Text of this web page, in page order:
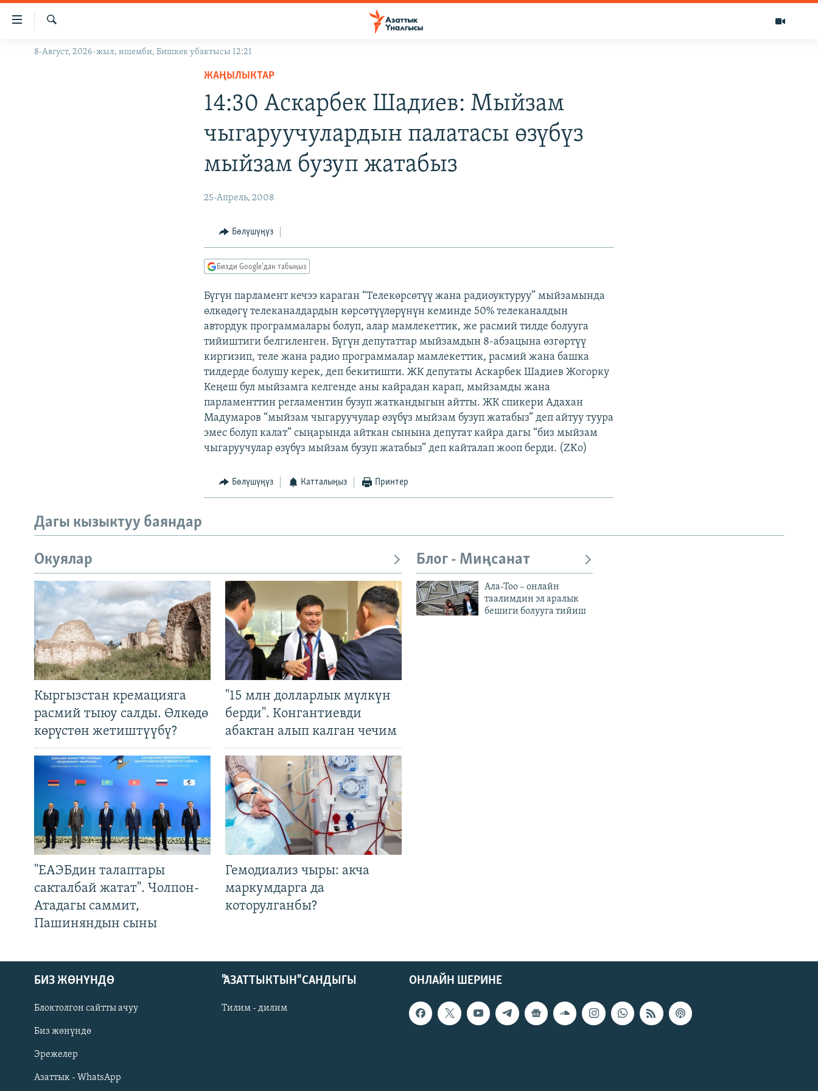
Линктер
Мазмунга
Навигацияга
ЖАҢЫЛЫКТАР
Русский
ОНЛАЙН ШЕРИНЕ
Издөө
8-Август, 2026-жыл, ишемби, Бишкек убактысы 12:21
ЖАҢЫЛЫКТАР
14:30 Аскарбек Шадиев: Мыйзам
чыгаруучулардын палатасы өзүбүз
мыйзам бузуп жатабыз
25-Апрель, 2008
Бөлүшүңүз
Бизди Google'дан табыңыз
Бүгүн парламент кечээ караган “Телекөрсөтүү жана радиоуктуруу” мыйзамында
өлкөдөгү телеканалдардын көрсөтүүлөрүнүн кеминде 50% телеканалдын
автордук программалары болуп, алар мамлекеттик, же расмий тилде болууга
тийиштиги белгиленген. Бүгүн депутаттар мыйзамдын 8-абзацына өзгөртүү
киргизип, теле жана радио программалар мамлекеттик, расмий жана башка
тилдерде болушу керек, деп бекитишти. ЖК депутаты Аскарбек Шадиев Жогорку
Кеңеш бул мыйзамга келгенде аны кайрадан карап, мыйзамды жана
парламенттин регламентин бузуп жаткандыгын айтты. ЖК спикери Адахан
Мадумаров “мыйзам чыгаруучулар өзүбүз мыйзам бузуп жатабыз” деп айтуу туура
эмес болуп калат” сыңарында айткан сынына депутат кайра дагы “биз мыйзам
чыгаруучулар өзүбүз мыйзам бузуп жатабыз” деп кайталап жооп берди. (ZKo)
Бөлүшүңүз Катталыңыз Принтер
Дагы кызыктуу баяндар
Окуялар
Кыргызстан кремацияга
расмий тыюу салды. Өлкөдө
көрүстөн жетиштүүбү?
"15 млн долларлык мүлкүн
берди". Конгантиевди
абактан алып калган чечим
"ЕАЭБдин талаптары
сакталбай жатат". Чолпон-
Атадагы саммит,
Пашиняндын сыны
Гемодиализ чыры: акча
маркумдарга да
которулганбы?
Блог - Миңсанат
Ала-Тоо – онлайн
таалимдин эл аралык
бешиги болууга тийиш
ОНЛАЙН ШЕРИНЕ
БИЗ ЖӨНҮНДӨ
Блоктолгон сайтты ачуу
Биз жөнүндө
Эрежелер
Азаттык - WhatsApp
"АЗАТТЫКТЫН" САНДЫГЫ
Тилим - дилим